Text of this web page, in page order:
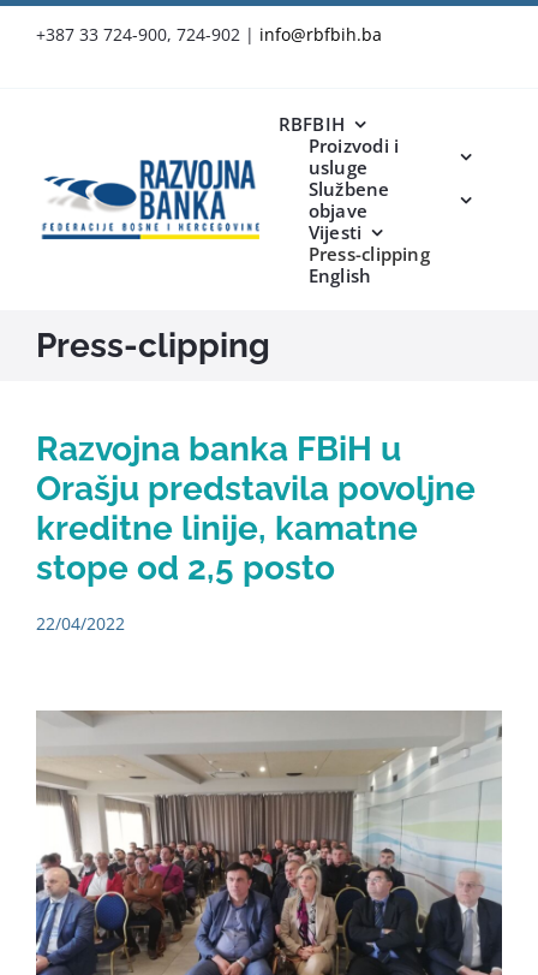
+387 33 724-900, 724-902 | info@rbfbih.ba
RBFBIH
Proizvodi i
usluge
Službene
objave
Vijesti
Press-clipping
English
Press-clipping
Razvojna banka FBiH u
Orašju predstavila povoljne
kreditne linije, kamatne
stope od 2,5 posto
22/04/2022